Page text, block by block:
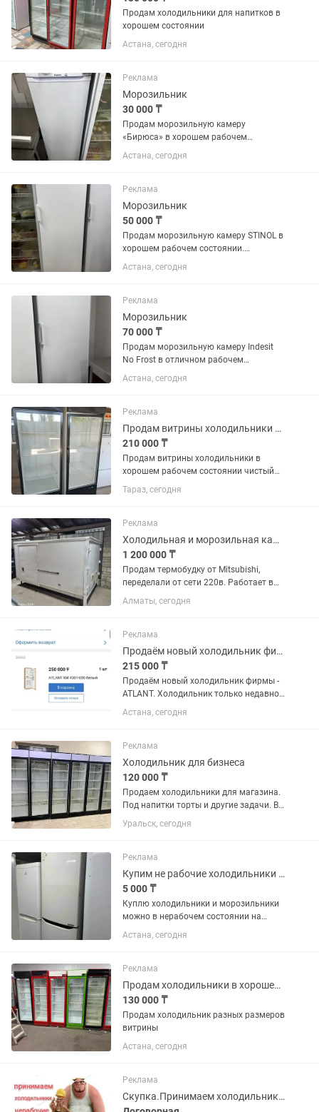
Продам холодильники для напитков в
хорошем состоянии
Астана, сегодня
Реклама
Морозильник
30 000 ₸
Продам морозильную камеру
«Бирюса» в хорошем рабочем
состоянии. Полностью исправна,
отлично морозит, работает без
наличии. Подходит для дома,
магазина, кафе или...
Астана, сегодня
Реклама
Морозильник
50 000 ₸
Продам морозильную камеру STINOL в
хорошем рабочем состоянии.
Полностью исправна, отлично
морозит, работает тихо. Все полки и
дома, магазина или дачи.
Производитель:...
Астана, сегодня
Реклама
Морозильник
70 000 ₸
Продам морозильную камеру Indesit
No Frost в отличном рабочем
состоянии. Полностью исправна,
хорошо морозит, работает тихо.
требуется. Чистая, без посторонних...
Астана, сегодня
Реклама
Продам витрины холодильники в хорошем рабочем состоянии чистый
210 000 ₸
Продам витрины холодильники в
хорошем рабочем состоянии чистый
цена за каждый по 250 тысяч
Тараз, сегодня
Реклама
Холодильная и морозильная камера
1 200 000 ₸
Продам термобудку от Mitsubishi,
переделали от сети 220в. Работает в
двух вариантах как плюсовой
холодильник и минусовой
Ауэзовский район, мкр.Достык. Выше
Кар сити....
Алматы, сегодня
Реклама
Продаём новый холодильник фирмы - ATLANT.
215 000 ₸
Продаём новый холодильник фирмы -
ATLANT. Холодильник только недавно
купили. Продаём, в связи с тем что не
подошёл по размеру. Холодильник
установки в кухонный...
Астана, сегодня
Реклама
Холодильник для бизнеса
120 000 ₸
Продаем холодильники для магазина.
Под напитки торты и другие задачи. В
отличном состоянии. В заправке не
нуждаются. Полки полный комплект.
Температура хранения +4...
Уральск, сегодня
Реклама
Купим не рабочие холодильники и морозильники
5 000 ₸
Куплю холодильники и морозильники
можно в нерабочем состоянии на
запчасти
Астана, сегодня
Реклама
Продам холодильники в хорошем состоянии
130 000 ₸
Продам холодильник разных размеров
витрины
Астана, сегодня
Реклама
Скупка.Принимаем холодильники и морозилки в нерабочем состоянии недорого